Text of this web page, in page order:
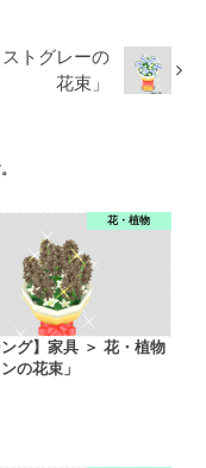
トグレーの
花束」
花・植物
ング】家具 ＞ 花・植物
の花束」